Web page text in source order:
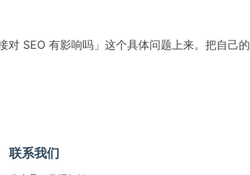
对 SEO 有影响吗」这个具体问题上来。把自己
联系我们